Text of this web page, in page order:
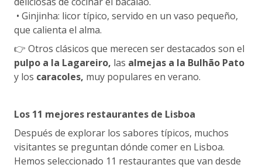
• Ginjinha: licor típico, servido en un vaso pequeño,
que calienta el alma.
👉 Otros clásicos que merecen ser destacados son el
pulpo a la Lagareiro, las almejas a la Bulhão Pato
y los caracoles, muy populares en verano.
Los 11 mejores restaurantes de Lisboa
Después de explorar los sabores típicos, muchos
visitantes se preguntan dónde comer en Lisboa.
Hemos seleccionado 11 restaurantes que van desde